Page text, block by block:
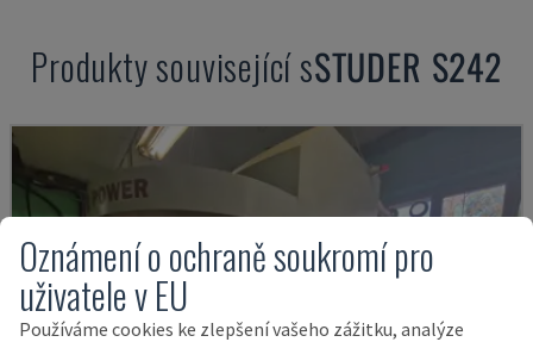
Produkty související sSTUDER S242
Oznámení o ochraně soukromí pro
uživatele v EU
Používáme cookies ke zlepšení vašeho zážitku, analýze